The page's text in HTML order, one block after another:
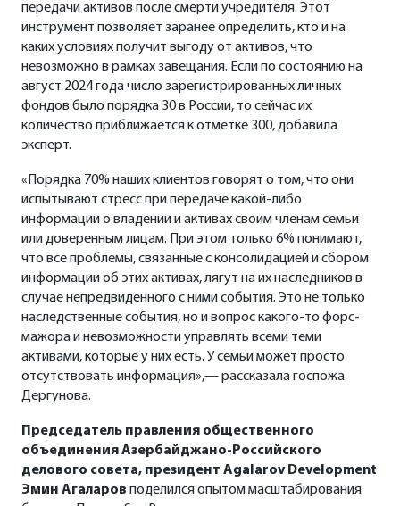
передачи активов после смерти учредителя. Этот
инструмент позволяет заранее определить, кто и на
каких условиях получит выгоду от активов, что
невозможно в рамках завещания. Если по состоянию на
август 2024 года число зарегистрированных личных
фондов было порядка 30 в России, то сейчас их
количество приближается к отметке 300, добавила
эксперт.
«Порядка 70% наших клиентов говорят о том, что они
испытывают стресс при передаче какой-либо
информации о владении и активах своим членам семьи
или доверенным лицам. При этом только 6% понимают,
что все проблемы, связанные с консолидацией и сбором
информации об этих активах, лягут на их наследников в
случае непредвиденного с ними события. Это не только
наследственные события, но и вопрос какого-то форс-
мажора и невозможности управлять всеми теми
активами, которые у них есть. У семьи может просто
отсутствовать информация»,— рассказала госпожа
Дергунова.
Председатель правления общественного
объединения Азербайджано-Российского
делового совета, президент Agalarov Development
Эмин Агаларов поделился опытом масштабирования